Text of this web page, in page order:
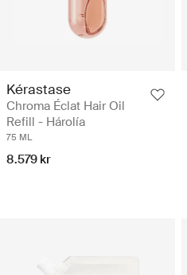
Kérastase
Chroma Éclat Hair Oil
Refill - Hárolía
75 ML
8.579 kr